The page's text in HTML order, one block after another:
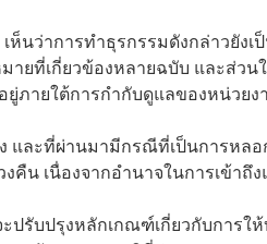
ห็นว่าการทำธุรกรรมดังกล่าวยั
ายที่เกี่ยวข้องหลายฉบับ และส่ว
ยู่ภายใต้การกำกับดูแลของหน่วยง
และที่ผ่านมามีกรณีที่เป็นการหล
คืน เนื่องจากอำนาจในการเข้า
ปรับปรุงหลักเกณฑ์เกี่ยวกับการ